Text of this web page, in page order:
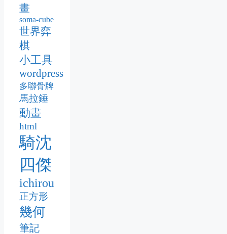
畫
soma-cube
世界弈
棋
小工具
wordpress
多聯骨牌
馬拉錘
動畫
html
騎沈
四傑
ichirou
正方形
幾何
筆記